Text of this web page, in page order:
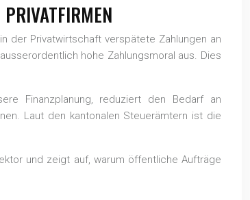
der Privatwirtschaft verspätete Zahlungen an
hohe Zahlungsmoral aus. Dies
Finanzplanung, reduziert den Bedarf an
Laut den kantonalen Steuerämtern ist die
und zeigt auf, warum öffentliche Aufträge